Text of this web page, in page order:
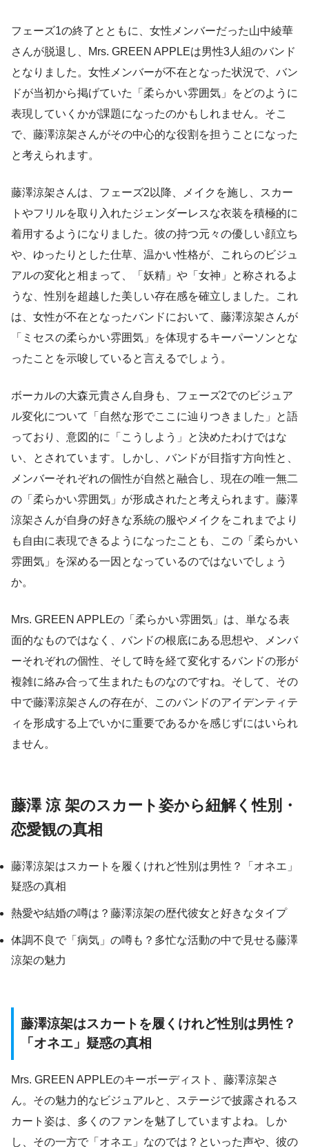
フェーズ1の終了とともに、女性メンバーだった山中綾華
さんが脱退し、Mrs. GREEN APPLEは男性3人組のバンド
となりました。女性メンバーが不在となった状況で、バン
ドが当初から掲げていた「柔らかい雰囲気」をどのように
表現していくかが課題になったのかもしれません。そこ
で、藤澤涼架さんがその中心的な役割を担うことになった
と考えられます。
藤澤涼架さんは、フェーズ2以降、メイクを施し、スカー
トやフリルを取り入れたジェンダーレスな衣装を積極的に
着用するようになりました。彼の持つ元々の優しい顔立ち
や、ゆったりとした仕草、温かい性格が、これらのビジュ
アルの変化と相まって、「妖精」や「女神」と称されるよ
うな、性別を超越した美しい存在感を確立しました。これ
は、女性が不在となったバンドにおいて、藤澤涼架さんが
「ミセスの柔らかい雰囲気」を体現するキーパーソンとな
ったことを示唆していると言えるでしょう。
ボーカルの大森元貴さん自身も、フェーズ2でのビジュア
ル変化について「自然な形でここに辿りつきました」と語
っており、意図的に「こうしよう」と決めたわけではな
い、とされています。しかし、バンドが目指す方向性と、
メンバーそれぞれの個性が自然と融合し、現在の唯一無二
の「柔らかい雰囲気」が形成されたと考えられます。藤澤
涼架さんが自身の好きな系統の服やメイクをこれまでより
も自由に表現できるようになったことも、この「柔らかい
雰囲気」を深める一因となっているのではないでしょう
か。
Mrs. GREEN APPLEの「柔らかい雰囲気」は、単なる表
面的なものではなく、バンドの根底にある思想や、メンバ
ーそれぞれの個性、そして時を経て変化するバンドの形が
複雑に絡み合って生まれたものなのですね。そして、その
中で藤澤涼架さんの存在が、このバンドのアイデンティテ
ィを形成する上でいかに重要であるかを感じずにはいられ
ません。
藤澤 涼 架のスカート姿から紐解く性別・
恋愛観の真相
藤澤涼架はスカートを履くけれど性別は男性？「オネエ」
疑惑の真相
熱愛や結婚の噂は？藤澤涼架の歴代彼女と好きなタイプ
体調不良で「病気」の噂も？多忙な活動の中で見せる藤澤
涼架の魅力
藤澤涼架はスカートを履くけれど性別は男性？
「オネエ」疑惑の真相
Mrs. GREEN APPLEのキーボーディスト、藤澤涼架さ
ん。その魅力的なビジュアルと、ステージで披露されるス
カート姿は、多くのファンを魅了していますよね。しか
し、その一方で「オネエ」なのでは？といった声や、彼の